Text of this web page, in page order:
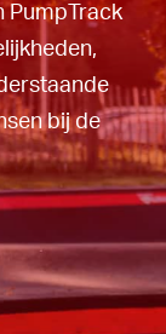
PumpTrack
bij de